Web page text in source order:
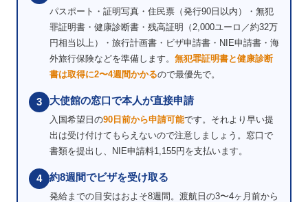
パスポート・証明写真・住民票（発行90日以内）・無犯
罪証明書・健康診断書・残高証明（2,000ユーロ／約32万
円相当以上）・旅行計画書・ビザ申請書・NIE申請書・海
外旅行保険などを準備します。 無犯罪証明書と健康診断
書は取得に2〜4週間かかるので最優先で。
3 大使館の窓口で本人が直接申請
入国希望日の90日前から申請可能です。それより早い提
出は受け付けてもらえないので注意しましょう。窓口で
書類を提出し、NIE申請料1,155円を支払います。
4 約8週間でビザを受け取る
発給までの目安はおよそ8週間。渡航日の3〜4ヶ月前から